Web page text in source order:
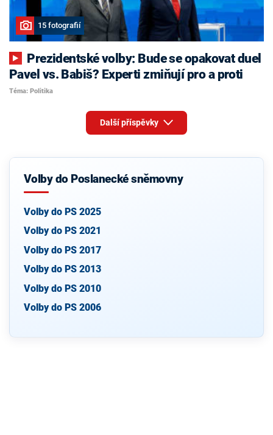
15 fotografií
Pavel vs. Babiš? Experti zmiňují pro a proti
Téma: Politika
Další příspěvky
Volby do Poslanecké sněmovny
Volby do PS 2025
Volby do PS 2021
Volby do PS 2017
Volby do PS 2013
Volby do PS 2010
Volby do PS 2006